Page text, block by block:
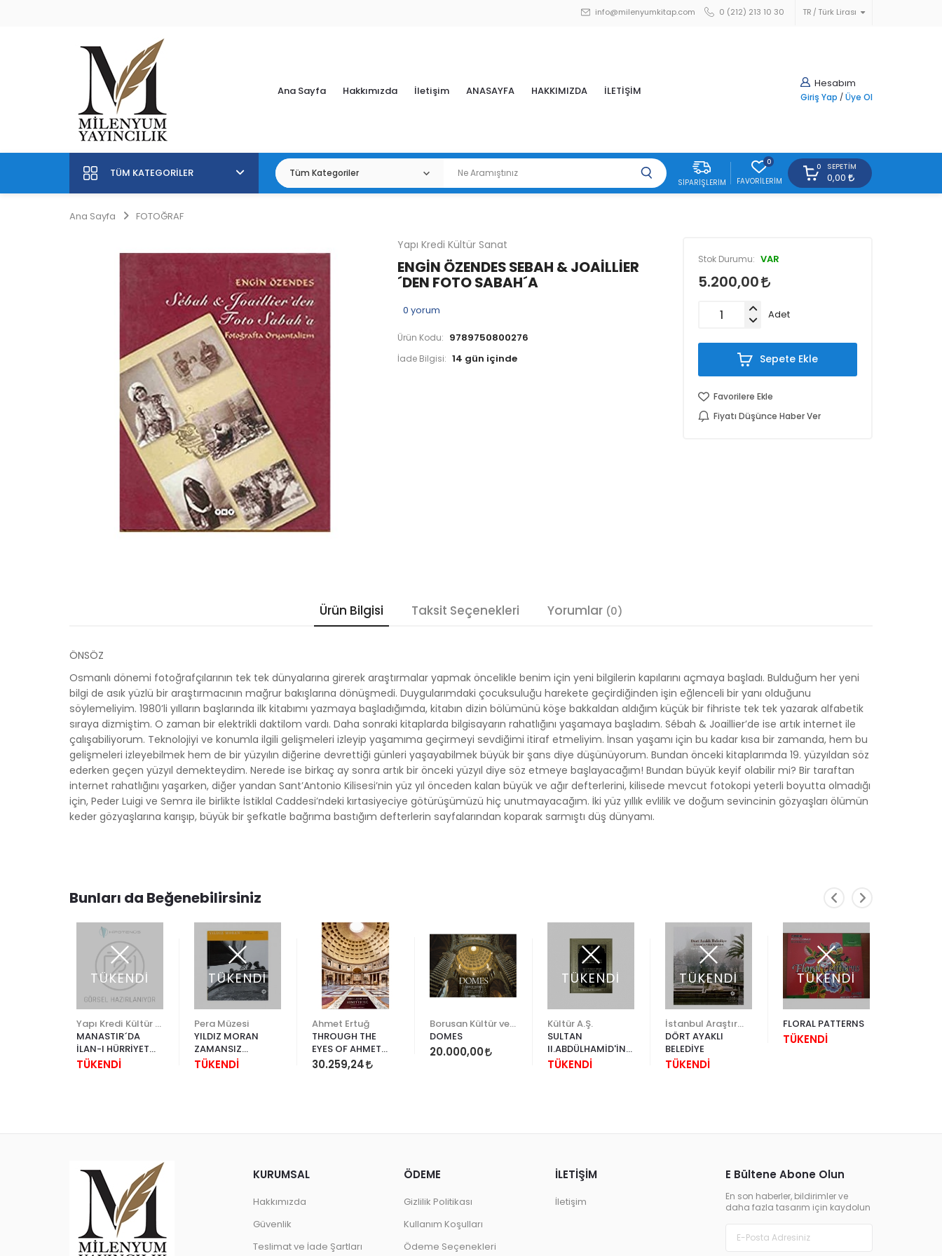
TR Türk Lirası
info@milenyumkitap.com 0 (212) 213 10 30
Hesabım
Giriş Yap / Üye Ol
Ana Sayfa Hakkımızda İletişim ANASAYFA HAKKIMIZDA İLETİŞİM
TÜM KATEGORILER
SIPARIŞLERIM
0
FAVORILERIM
0 SEPETIM
0,00
Ana Sayfa FOTOĞRAF
Yapı Kredi Kültür Sanat
ENGİN ÖZENDES SEBAH & JOAİLLİER
´DEN FOTO SABAH´A
0 yorum
Ürün Kodu: 9789750800276
İade Bilgisi:
Stok Durumu: VAR
5.200,00
Adet
Sepete Ekle
Favorilere Ekle
Fiyatı Düşünce Haber Ver
Ürün Bilgisi Taksit Seçenekleri Yorumlar (0)
ÖNSÖZ
Osmanlı dönemi fotoğrafçılarının tek tek dünyalarına girerek araştırmalar yapmak öncelikle benim için yeni bilgilerin kapılarını açmaya başladı. Bulduğum her yeni
bilgi de asık yüzlü bir araştırmacının mağrur bakışlarına dönüşmedi. Duygularımdaki çocuksuluğu harekete geçirdiğinden işin eğlenceli bir yanı olduğunu
söylemeliyim. 1980’li yılların başlarında ilk kitabımı yazmaya başladığımda, kitabın dizin bölümünü köşe bakkaldan aldığım küçük bir fihriste tek tek yazarak alfabetik
sıraya dizmiştim. O zaman bir elektrikli daktilom vardı. Daha sonraki kitaplarda bilgisayarın rahatlığını yaşamaya başladım. Sébah & Joaillier’de ise artık internet ile
çalışabiliyorum. Teknolojiyi ve konumla ilgili gelişmeleri izleyip yaşamıma geçirmeyi sevdiğimi itiraf etmeliyim. İnsan yaşamı için bu kadar kısa bir zamanda, hem bu
gelişmeleri izleyebilmek hem de bir yüzyılın diğerine devrettiği günleri yaşayabilmek büyük bir şans diye düşünüyorum. Bundan önceki kitaplarımda 19. yüzyıldan söz
ederken geçen yüzyıl demekteydim. Nerede ise birkaç ay sonra artık bir önceki yüzyıl diye söz etmeye başlayacağım! Bundan büyük keyif olabilir mi? Bir taraftan
internet rahatlığını yaşarken, diğer yandan Sant’Antonio Kilisesi’nin yüz yıl önceden kalan büyük ve ağır defterlerini, kilisede mevcut fotokopi yeterli boyutta olmadığı
için, Peder Luigi ve Semra ile birlikte İstiklal Caddesi’ndeki kırtasiyeciye götürüşümüzü hiç unutmayacağım. İki yüz yıllık evlilik ve doğum sevincinin gözyaşları ölümün
keder gözyaşlarına karışıp, büyük bir şefkatle bağrıma bastığım defterlerin sayfalarından koparak sarmıştı düş dünyamı.
Bunları da Beğenebilirsiniz
TÜKENDİ
MANASTIR´DA
İLAN-I HÜRRİYET
1908 - 1909
TÜKENDİ
TÜKENDİ
Pera Müzesi
YILDIZ MORAN
ZAMANSIZ
FOTOĞRAFLAR
TÜKENDİ
Ahmet Ertuğ
THROUGH THE
EYES OF AHMET
ERTUĞ
30.259,24
DOMES
20.000,00
TÜKENDİ
Kültür A.Ş.
SULTAN
II.ABDÜLHAMİD'İN
ARŞİVİNDEN
TÜKENDİ
TÜKENDİ
DÖRT AYAKLI
BELEDİYE
TÜKENDİ
TÜKENDİ
FLORAL PATTERNS
TÜKENDİ
E Bültene Abone Olun
En son haberler, bildirimler ve
daha fazla tasarım için kaydolun
KURUMSAL
Hakkımızda
Güvenlik
Teslimat ve İade Şartları
ÖDEME
Gizlilik Politikası
Kullanım Koşulları
Ödeme Seçenekleri
İLETİŞİM
İletişim